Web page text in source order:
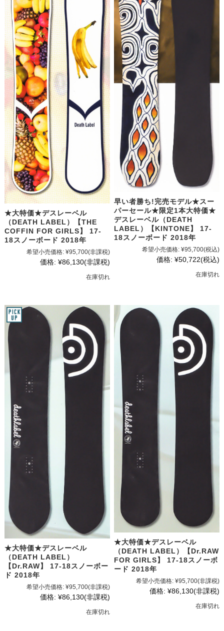
★大特価★デスレーベル
（DEATH LABEL）【THE
COFFIN FOR GIRLS】 17-
18スノーボード 2018年
希望小売価格: ¥95,700(非課税)
価格: ¥86,130(非課税)
在庫切れ
早い者勝ち!完売モデル★スー
パーセール★限定1本大特価★
デスレーベル（DEATH
LABEL）【KINTONE】 17-
18スノーボード 2018年
希望小売価格: ¥95,700(税込)
価格: ¥50,722(税込)
在庫切れ
★大特価★デスレーベル
（DEATH LABEL）
【Dr.RAW】 17-18スノーボー
ド 2018年
希望小売価格: ¥95,700(非課税)
価格: ¥86,130(非課税)
在庫切れ
★大特価★デスレーベル
（DEATH LABEL）【Dr.RAW
FOR GIRLS】 17-18スノーボ
ード 2018年
希望小売価格: ¥95,700(非課税)
価格: ¥86,130(非課税)
在庫切れ